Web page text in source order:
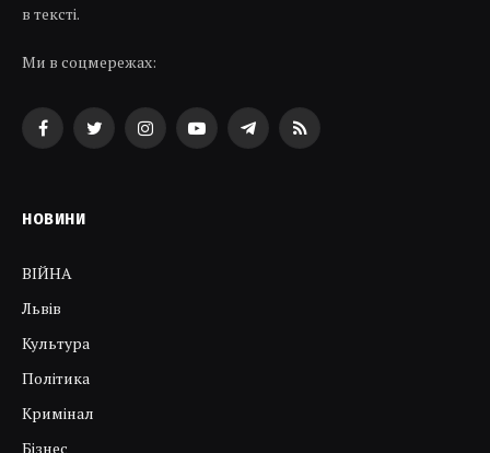
в тексті.
Ми в соцмережах:
FacebookTwitterInstagramYouTubeTelegramRSS
НОВИНИ
ВІЙНА
Львів
Культура
Політика
Кримінал
Бізнес